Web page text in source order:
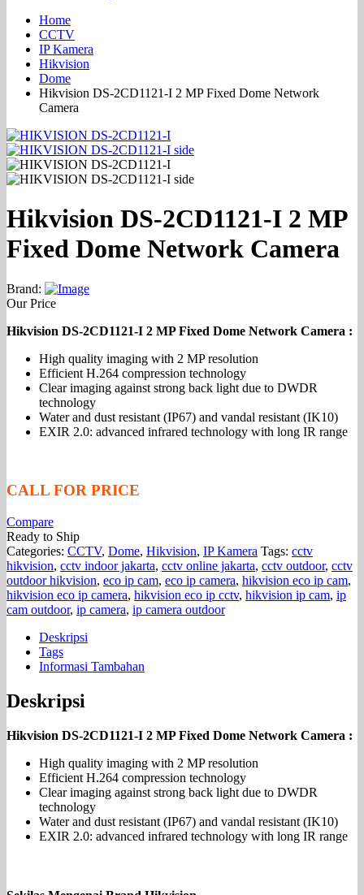
Home
CCTV
IP Kamera
Hikvision
Dome
Hikvision DS-2CD1121-I 2 MP Fixed Dome Network
Camera
Hikvision DS-2CD1121-I 2 MP
Fixed Dome Network Camera
Brand:
Our Price
Hikvision DS-2CD1121-I 2 MP Fixed Dome Network Camera :
High quality imaging with 2 MP resolution
Efficient H.264 compression technology
Clear imaging against strong back light due to DWDR
technology
Water and dust resistant (IP67) and vandal resistant (IK10)
EXIR 2.0: advanced infrared technology with long IR range
CALL FOR PRICE
Compare
Ready to Ship
Categories: CCTV, Dome, Hikvision, IP Kamera Tags: cctv
hikvision, cctv indoor jakarta, cctv online jakarta, cctv outdoor, cctv
outdoor hikvision, eco ip cam, eco ip camera, hikvision eco ip cam,
hikvision eco ip camera, hikvision eco ip cctv, hikvision ip cam, ip
cam outdoor, ip camera, ip camera outdoor
Deskripsi
Tags
Informasi Tambahan
Deskripsi
Hikvision DS-2CD1121-I 2 MP Fixed Dome Network Camera :
High quality imaging with 2 MP resolution
Efficient H.264 compression technology
Clear imaging against strong back light due to DWDR
technology
Water and dust resistant (IP67) and vandal resistant (IK10)
EXIR 2.0: advanced infrared technology with long IR range